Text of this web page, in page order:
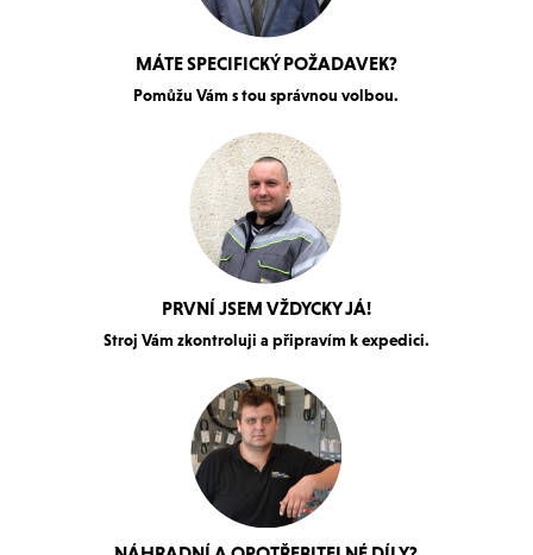
MÁTE SPECIFICKÝ POŽADAVEK?
Pomůžu Vám s tou správnou volbou.
PRVNÍ JSEM VŽDYCKY JÁ!
Stroj Vám zkontroluji a připravím k expedici.